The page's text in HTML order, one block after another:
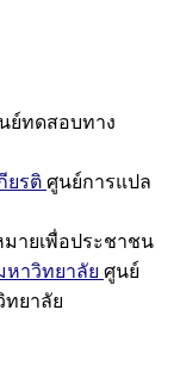
ย์ทดสอบทาง
ยรติ ศูนย์การแปล
ายเพื่อประชาชน
าวิทยาลัย ศูนย์
ยาลัย